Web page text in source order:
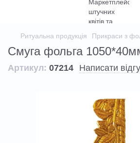
Ритуальна продукція Прикраси з
Смуга фольга
Артикул: 07214 Написати